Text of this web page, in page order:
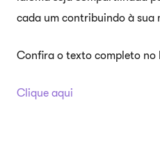
cada um contribuindo à sua
Confira o texto completo no
Clique aqui